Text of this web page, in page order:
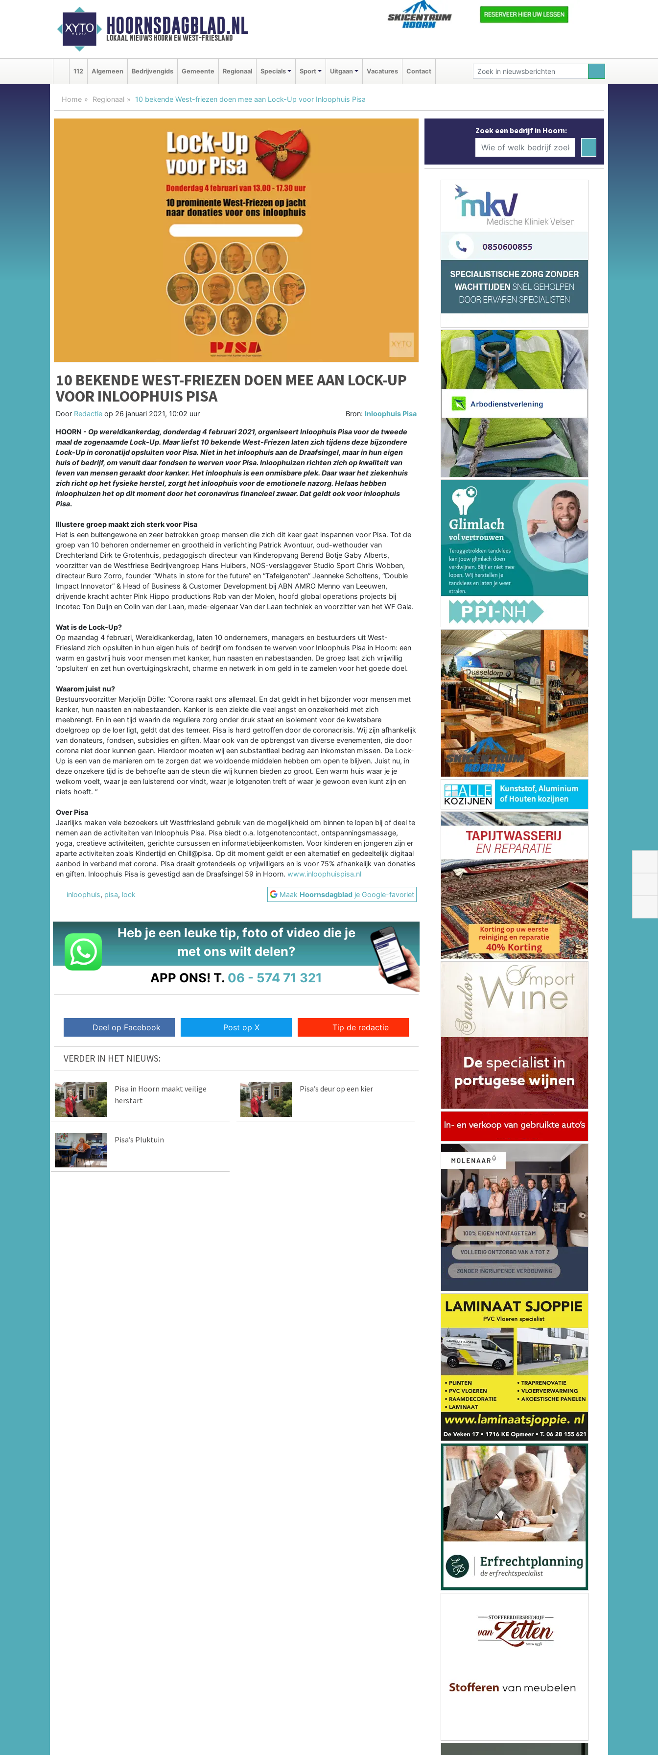
HOORNSDAGBLAD.NL
lokaal nieuws hoorn en west-friesland
112 Algemeen Bedrijvengids Gemeente Regionaal Specials Sport Uitgaan Vacatures Contact
Home Regionaal 10 bekende West-friezen doen mee aan Lock-Up voor Inloophuis Pisa
10 BEKENDE WEST-FRIEZEN DOEN MEE AAN LOCK-UP
VOOR INLOOPHUIS PISA
Door Redactie op 26 januari 2021, 10:02 uur Bron: Inloophuis Pisa
HOORN - Op wereldkankerdag, donderdag 4 februari 2021, organiseert Inloophuis Pisa voor de tweede
maal de zogenaamde Lock-Up. Maar liefst 10 bekende West-Friezen laten zich tijdens deze bijzondere
Lock-Up in coronatijd opsluiten voor Pisa. Niet in het inloophuis aan de Draafsingel, maar in hun eigen
huis of bedrijf, om vanuit daar fondsen te werven voor Pisa. Inloophuizen richten zich op kwaliteit van
leven van mensen geraakt door kanker. Het inloophuis is een onmisbare plek. Daar waar het ziekenhuis
zich richt op het fysieke herstel, zorgt het inloophuis voor de emotionele nazorg. Helaas hebben
inloophuizen het op dit moment door het coronavirus financieel zwaar. Dat geldt ook voor inloophuis
Pisa.
Illustere groep maakt zich sterk voor Pisa
Het is een buitengewone en zeer betrokken groep mensen die zich dit keer gaat inspannen voor Pisa. Tot de
groep van 10 behoren ondernemer en grootheid in verlichting Patrick Avontuur, oud-wethouder van
Drechterland Dirk te Grotenhuis, pedagogisch directeur van Kinderopvang Berend Botje Gaby Alberts,
voorzitter van de Westfriese Bedrijvengroep Hans Huibers, NOS-verslaggever Studio Sport Chris Wobben,
directeur Buro Zorro, founder “Whats in store for the future” en “Tafelgenoten” Jeanneke Scholtens, “Double
Impact Innovator” & Head of Business & Customer Development bij ABN AMRO Menno van Leeuwen,
drijvende kracht achter Pink Hippo productions Rob van der Molen, hoofd global operations projects bij
Incotec Ton Duijn en Colin van der Laan, mede-eigenaar Van der Laan techniek en voorzitter van het WF Gala.
Wat is de Lock-Up?
Op maandag 4 februari, Wereldkankerdag, laten 10 ondernemers, managers en bestuurders uit West-
Friesland zich opsluiten in hun eigen huis of bedrijf om fondsen te werven voor Inloophuis Pisa in Hoorn: een
warm en gastvrij huis voor mensen met kanker, hun naasten en nabestaanden. De groep laat zich vrijwillig
‘opsluiten’ en zet hun overtuigingskracht, charme en netwerk in om geld in te zamelen voor het goede doel.
Waarom juist nu?
Bestuursvoorzitter Marjolijn Dölle: “Corona raakt ons allemaal. En dat geldt in het bijzonder voor mensen met
kanker, hun naasten en nabestaanden. Kanker is een ziekte die veel angst en onzekerheid met zich
meebrengt. En in een tijd waarin de reguliere zorg onder druk staat en isolement voor de kwetsbare
doelgroep op de loer ligt, geldt dat des temeer. Pisa is hard getroffen door de coronacrisis. Wij zijn afhankelijk
van donateurs, fondsen, subsidies en giften. Maar ook van de opbrengst van diverse evenementen, die door
corona niet door kunnen gaan. Hierdoor moeten wij een substantieel bedrag aan inkomsten missen. De Lock-
Up is een van de manieren om te zorgen dat we voldoende middelen hebben om open te blijven. Juist nu, in
deze onzekere tijd is de behoefte aan de steun die wij kunnen bieden zo groot. Een warm huis waar je je
welkom voelt, waar je een luisterend oor vindt, waar je lotgenoten treft of waar je gewoon even kunt zijn en
niets hoeft. “
Over Pisa
Jaarlijks maken vele bezoekers uit Westfriesland gebruik van de mogelijkheid om binnen te lopen bij of deel te
nemen aan de activiteiten van Inloophuis Pisa. Pisa biedt o.a. lotgenotencontact, ontspanningsmassage,
yoga, creatieve activiteiten, gerichte cursussen en informatiebijeenkomsten. Voor kinderen en jongeren zijn er
aparte activiteiten zoals Kindertijd en Chill@pisa. Op dit moment geldt er een alternatief en gedeeltelijk digitaal
aanbod in verband met corona. Pisa draait grotendeels op vrijwilligers en is voor 75% afhankelijk van donaties
en giften. Inloophuis Pisa is gevestigd aan de Draafsingel 59 in Hoorn. www.inloophuispisa.nl
inloophuis, pisa, lock Maak Hoornsdagblad je Google-favoriet
Heb je een leuke tip, foto of video die je
met ons wilt delen?
APP ONS! T. 06 - 574 71 321
Deel op Facebook Post op X Tip de redactie
VERDER IN HET NIEUWS:
Pisa in Hoorn maakt veilige
herstart
Pisa’s deur op een kier
Pisa’s Pluktuin
Zoek een bedrijf in Hoorn: